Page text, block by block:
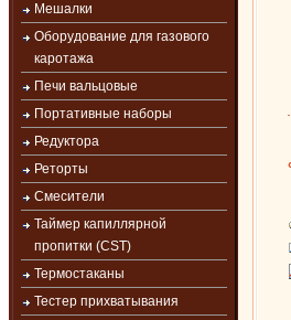
Мешалки
Оборудование для газового
каротажа
Печи вальцовые
Портативные наборы
Редуктора
Реторты
Смесители
Таймер капиллярной
пропитки (CST)
Термостаканы
Тестер прихватывания